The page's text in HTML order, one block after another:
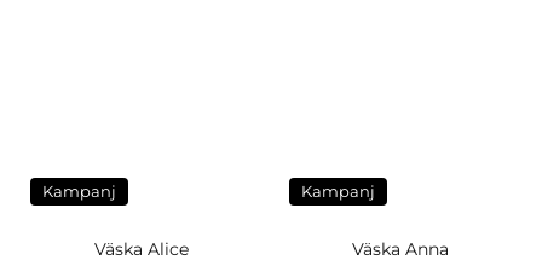
Kampanj
Väska Alice
Kampanj
Väska Anna